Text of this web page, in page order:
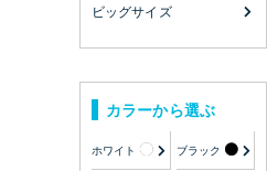
ビッグサイズ
カラーから選ぶ
ホワイト ブラック